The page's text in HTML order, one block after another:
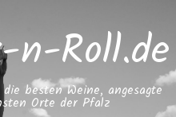
n-Roll.de
besten Weine, angesagte
Orte der Pfalz